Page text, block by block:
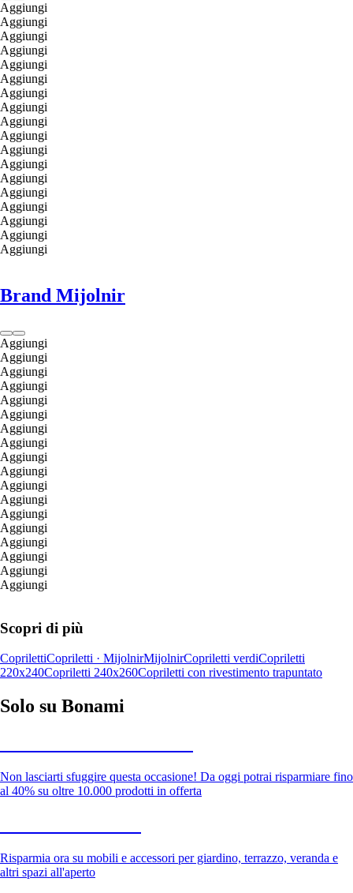
Aggiungi
Aggiungi
Aggiungi
Aggiungi
Aggiungi
Aggiungi
Aggiungi
Aggiungi
Aggiungi
Aggiungi
Aggiungi
Aggiungi
Aggiungi
Aggiungi
Aggiungi
Aggiungi
Aggiungi
Aggiungi
Brand Mijolnir
Aggiungi
Aggiungi
Aggiungi
Aggiungi
Aggiungi
Aggiungi
Aggiungi
Aggiungi
Aggiungi
Aggiungi
Aggiungi
Aggiungi
Aggiungi
Aggiungi
Aggiungi
Aggiungi
Aggiungi
Aggiungi
Scopri di più
CoprilettiCopriletti · MijolnirMijolnirCopriletti verdiCopriletti
220x240Copriletti 240x260Copriletti con rivestimento trapuntato
Solo su Bonami
Non lasciarti sfuggire questa occasione! Da oggi potrai risparmiare fino
al 40% su oltre 10.000 prodotti in offerta
Risparmia ora su mobili e accessori per giardino, terrazzo, veranda e
altri spazi all'aperto